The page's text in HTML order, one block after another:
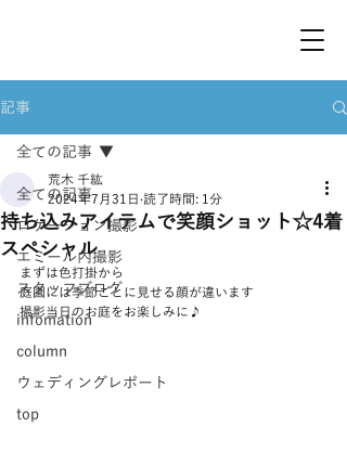
記事
全ての記事
ロケーション撮影
エミール内撮影
スタッフブログ
infomation
column
ウェディングレポート
top
全ての記事
持ち込みアイテムで笑顔ショット☆4着
スペシャル
荒木 千紘
2024年7月31日 読了時間: 1分
まずは色打掛から
庭園には季節ごとに見せる顔が違います
撮影当日のお庭をお楽しみに♪